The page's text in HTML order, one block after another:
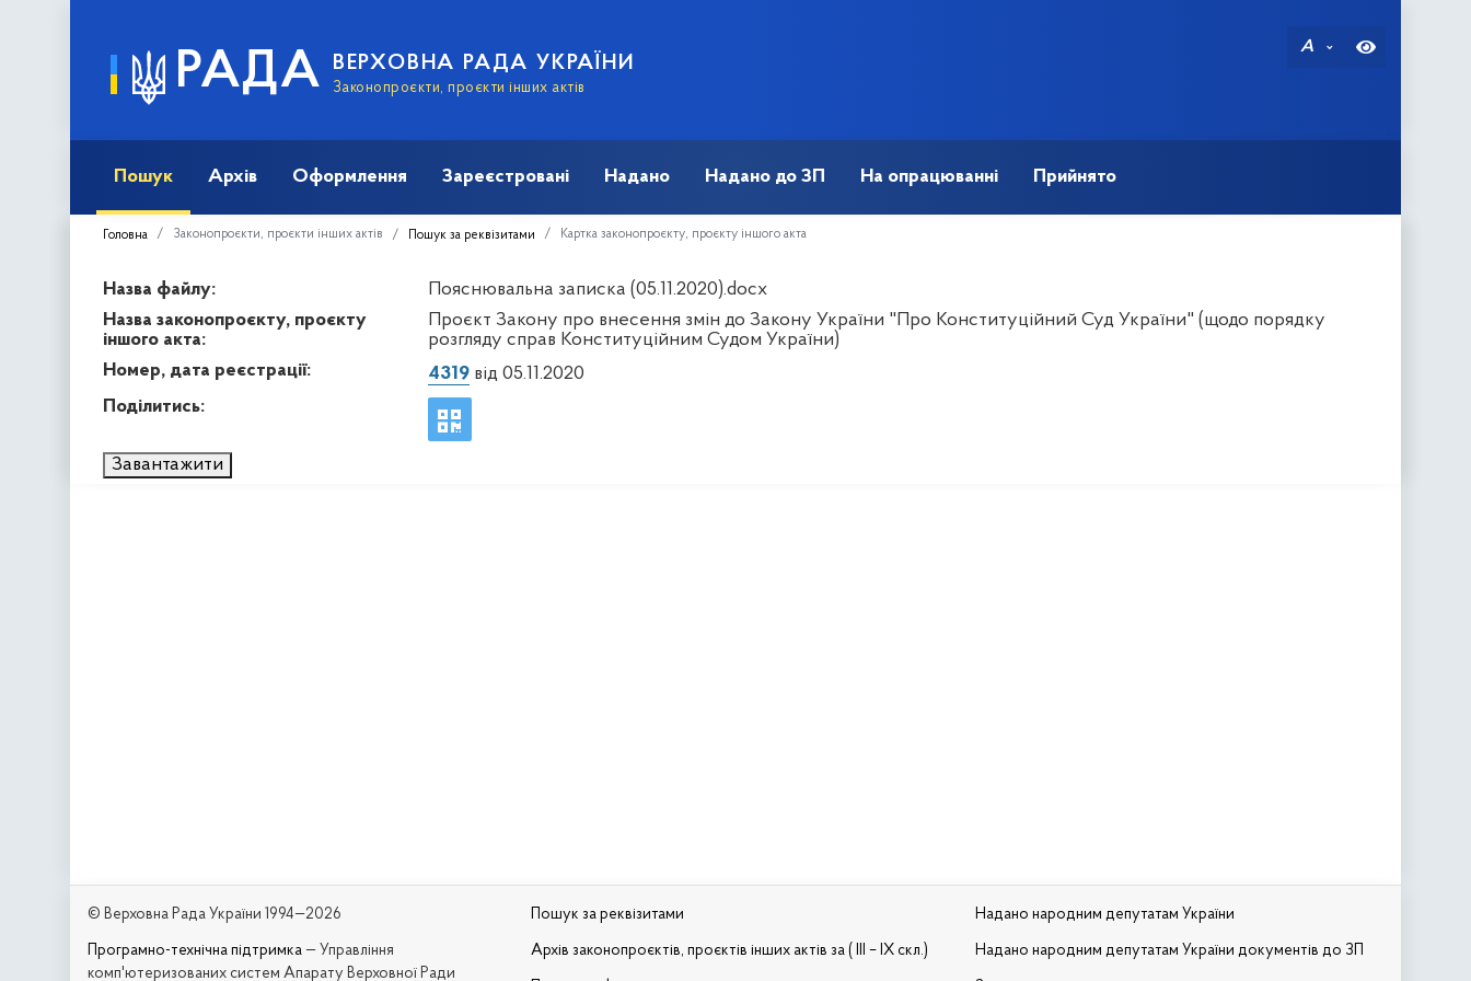
РАДА ВЕРХОВНА РАДА УКРАЇНИ
Законопроєкти, проєкти інших актів
A
Пошук Архів Оформлення Зареєстровані Надано Надано до ЗП На опрацюванні Прийнято
Головна Законопроєкти, проєкти інших актів Пошук за реквізитами Картка законопроєкту, проєкту іншого акта
Назва файлу:
Пояснювальна записка (05.11.2020).docx
Назва законопроєкту, проєкту
іншого акта:
Проєкт Закону про внесення змін до Закону України "Про Конституційний Суд України" (щодо порядку
розгляду справ Конституційним Судом України)
Номер, дата реєстрації:
4319від 05.11.2020
Поділитись:
Завантажити
© Верховна Рада України 1994—2026
Програмно-технічна підтримка — Управління
комп'ютеризованих систем Апарату Верховної Ради
Пошук за реквізитами
Архів законопроєктів, проєктів інших актів за ( III – IX скл.)
Надано народним депутатам України
Надано народним депутатам України документів до ЗП